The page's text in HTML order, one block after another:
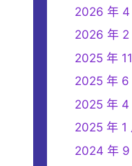
2026 年 4
2026 年 2
2025 年
2025 年 6
2025 年 4
2025 年 1
2024 年 9